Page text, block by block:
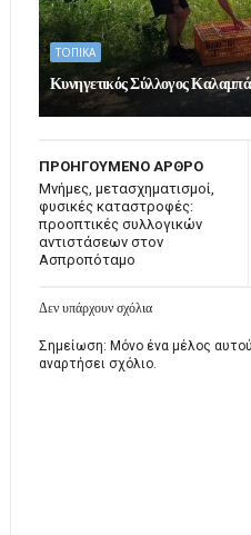
ΤΟΠΙΚΑ
Κυνηγετικός Σύλλογος
ΠΡΟΗΓΟΥΜΕΝΟ ΑΡΘΡΟ
Μνήμες, μετασχηματισμοί,
φυσικές καταστροφές:
προοπτικές συλλογικών
αντιστάσεων στον
Ασπροπόταμο
Δεν υπάρχουν σχόλια
Σημείωση: Μόνο ένα μέλος
αναρτήσει σχόλιο.